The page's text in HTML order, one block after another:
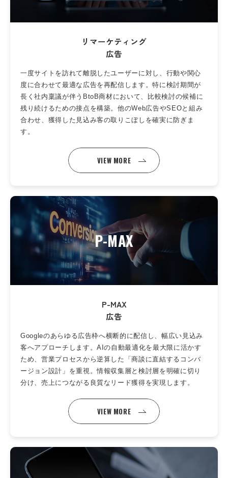
リマーケティング
広告
一度サイトを訪れて離脱したユーザーに対し、行動や関心
度に合わせて最適な広告を再配信します。特に検討期間が
長く社内稟議が伴うBtoB商材において、比較検討の候補に
残り続けるための接点を構築。他のWeb広告やSEOと組み
合わせ、獲得した見込み客の取りこぼしを確実に防ぎま
す。
VIEW MORE
P-MAX
P-MAX
広告
Googleのあらゆる広告枠へ横断的に配信し、幅広い見込み
客へアプローチします。AIの自動最適化を最大限に活かす
ため、営業プロセスから逆算した「商談に直結するコンバ
ージョン設計」を重視。情報収集層と検討層を明確に切り
分け、売上につながる良質なリード獲得を実現します。
VIEW MORE